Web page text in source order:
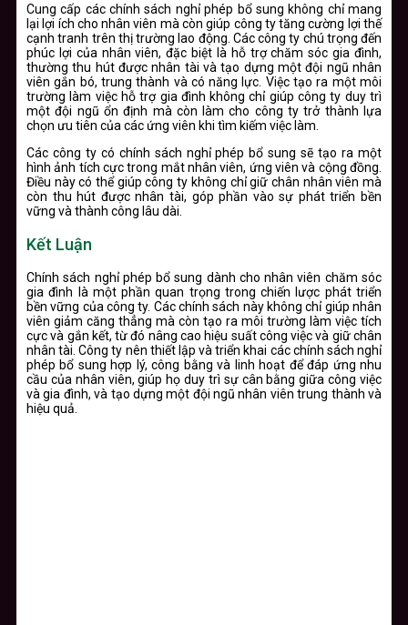
Cung cấp các chính sách nghỉ phép bổ sung không chỉ mang
lại lợi ích cho nhân viên mà còn giúp công ty tăng cường lợi thế
cạnh tranh trên thị trường lao động. Các công ty chú trọng đến
phúc lợi của nhân viên, đặc biệt là hỗ trợ chăm sóc gia đình,
thường thu hút được nhân tài và tạo dựng một đội ngũ nhân
viên gắn bó, trung thành và có năng lực. Việc tạo ra một môi
trường làm việc hỗ trợ gia đình không chỉ giúp công ty duy trì
một đội ngũ ổn định mà còn làm cho công ty trở thành lựa
chọn ưu tiên của các ứng viên khi tìm kiếm việc làm.
Các công ty có chính sách nghỉ phép bổ sung sẽ tạo ra một
hình ảnh tích cực trong mắt nhân viên, ứng viên và cộng đồng.
Điều này có thể giúp công ty không chỉ giữ chân nhân viên mà
còn thu hút được nhân tài, góp phần vào sự phát triển bền
vững và thành công lâu dài.
Kết Luận
Chính sách nghỉ phép bổ sung dành cho nhân viên chăm sóc
gia đình là một phần quan trọng trong chiến lược phát triển
bền vững của công ty. Các chính sách này không chỉ giúp nhân
viên giảm căng thẳng mà còn tạo ra môi trường làm việc tích
cực và gắn kết, từ đó nâng cao hiệu suất công việc và giữ chân
nhân tài. Công ty nên thiết lập và triển khai các chính sách nghỉ
phép bổ sung hợp lý, công bằng và linh hoạt để đáp ứng nhu
cầu của nhân viên, giúp họ duy trì sự cân bằng giữa công việc
và gia đình, và tạo dựng một đội ngũ nhân viên trung thành và
hiệu quả.